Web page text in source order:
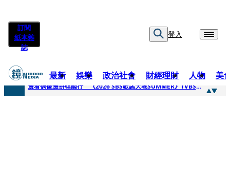
訂閱
紙本雜
誌
登入
最新 娛樂 政治社會 財經理財 人物 美
快訊
邊看偶像邊拚韓國行 《2026 SBS歌謠大戰SUMMER》TVBS直播祭追星福利